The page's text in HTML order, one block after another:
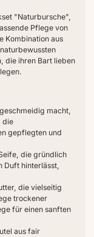
"Naturbursche",
Pflege von
Kombination aus
die ihren Bart lieben
macht,
die
gepflegten und
die gründlich
Duft hinterlässt,
die vielseitig
trockener
für einen sanften
aus fair